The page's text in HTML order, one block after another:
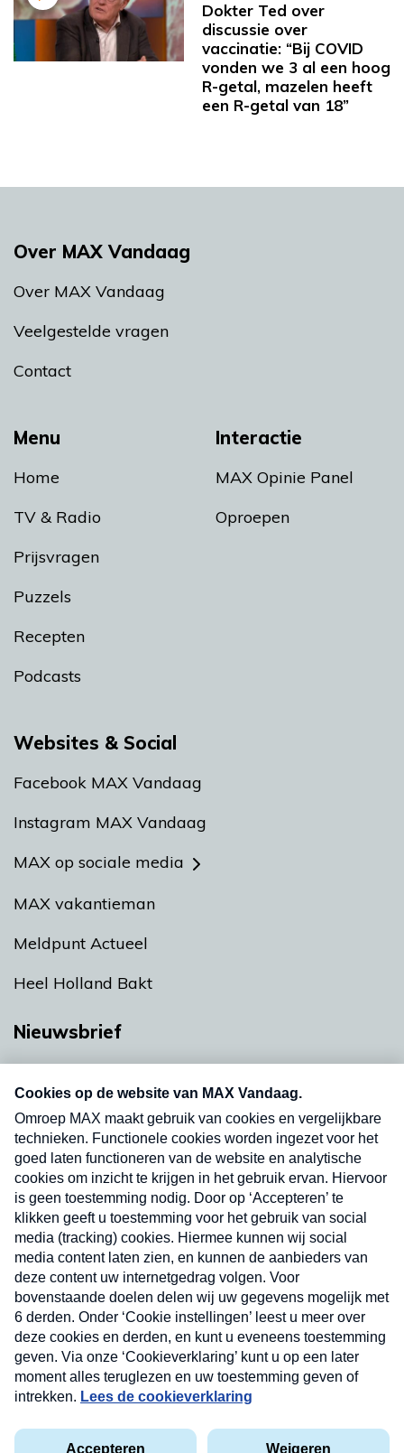
Dokter Ted over
discussie over
vaccinatie: “Bij COVID
vonden we 3 al een hoog
R-getal, mazelen heeft
een R-getal van 18”
Menu
Home
TV & Radio
Prijsvragen
Puzzels
Recepten
Podcasts
Interactie
MAX Opinie Panel
Oproepen
Over MAX Vandaag
Over MAX Vandaag
Veelgestelde vragen
Contact
Websites & Social
Facebook MAX Vandaag
Instagram MAX Vandaag
MAX op sociale media
MAX vakantieman
Meldpunt Actueel
Heel Holland Bakt
Nieuwsbrief
nieuwsbrief. Elke vrijdag- en dinsdagochtend in
uw mailbox.
Verzend
Privacyverklaring
Cookieverklaring
Nieuwsbrief
Neem hier een gratis abonnement op onze
nieuwsbrief. Elke vrijdag- en dinsdagochtend in uw